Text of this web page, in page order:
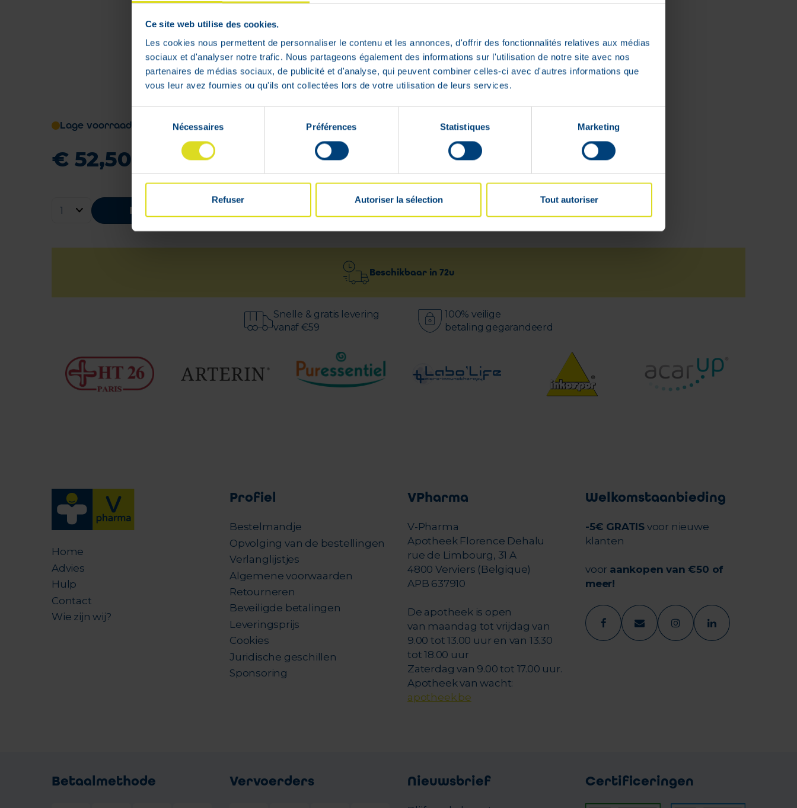
Ce site web utilise des cookies.
Les cookies nous permettent de personnaliser le contenu et les annonces, d'offrir des fonctionnalités relatives aux médias
sociaux et d'analyser notre trafic. Nous partageons également des informations sur l'utilisation de notre site avec nos
partenaires de médias sociaux, de publicité et d'analyse, qui peuvent combiner celles-ci avec d'autres informations que
vous leur avez fournies ou qu'ils ont collectées lors de votre utilisation de leurs services.
du
consentement
Nécessaires Préférences Statistiques Marketing
Refuser Autoriser la sélection Tout autoriser
Lage voorraad
€ 52,50
Bestellen
Beschikbaar in 72u
Snelle & gratis levering
vanaf €59
100% veilige
betaling gegarandeerd
Home
Advies
Hulp
Contact
Wie zijn wij?
Profiel
Bestelmandje
Opvolging van de bestellingen
Verlanglijstjes
Algemene voorwaarden
Retourneren
Beveiligde betalingen
Leveringsprijs
Cookies
Juridische geschillen
Sponsoring
VPharma
V-Pharma
Apotheek Florence Dehalu
rue de Limbourg, 31 A
4800 Verviers (Belgique)
APB 637910
De apotheek is open
van maandag tot vrijdag van
9.00 tot 13.00 uur en van 13.30
tot 18.00 uur
Zaterdag van 9.00 tot 17.00 uur.
Apotheek van wacht:
apotheek.be
Welkomstaanbieding
-5€ GRATIS voor nieuwe
klanten
voor aankopen van €50 of
meer!
Betaalmethode Vervoerders Nieuwsbrief Certificeringen